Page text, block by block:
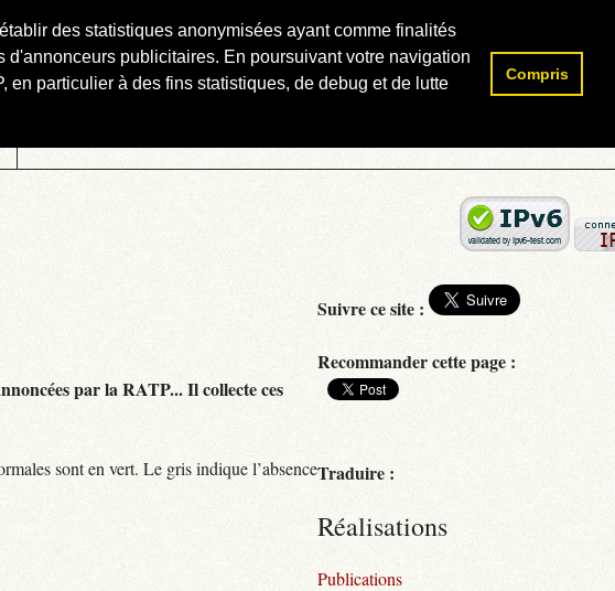
des statistiques anonymisées ayant comme finalités
publicitaires. En poursuivant votre navigation
particulier à des fins statistiques, de debug et de lutte
Compris
par la RATP... Il collecte ces
sont en vert. Le gris indique l’absence
Rechercher :
Suivre ce site :
Recommander cette page :
Traduire :
Réalisations
Publications